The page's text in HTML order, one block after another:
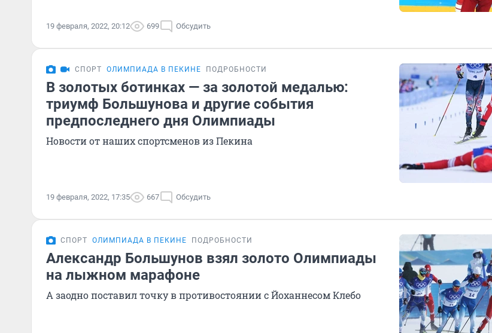
19 февраля, 2022, 20:12 699 Обсудить
СПОРТ ОЛИМПИАДА В ПЕКИНЕ ПОДРОБНОСТИ
В золотых ботинках — за золотой медалью:
триумф Большунова и другие события
предпоследнего дня Олимпиады
Новости от наших спортсменов из Пекина
19 февраля, 2022, 17:35 667 Обсудить
СПОРТ ОЛИМПИАДА В ПЕКИНЕ ПОДРОБНОСТИ
Александр Большунов взял золото Олимпиады
на лыжном марафоне
А заодно поставил точку в противостоянии с Йоханнесом Клебо